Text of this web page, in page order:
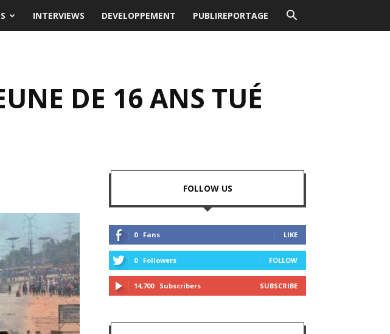
INTERVIEWS DEVELOPPEMENT PUBLIREPORTAGE
DE 16 ANS TUÉ
FOLLOW US
0 Fans LIKE
0 Followers FOLLOW
14,700 Subscribers SUBSCRIBE